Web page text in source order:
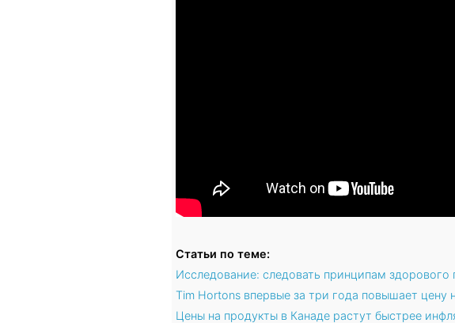
Статьи по теме:
Исследование: следовать принципам здорового
Tim Hortons впервые за три года повышает цену
Цены на продукты в Канаде растут быстрее